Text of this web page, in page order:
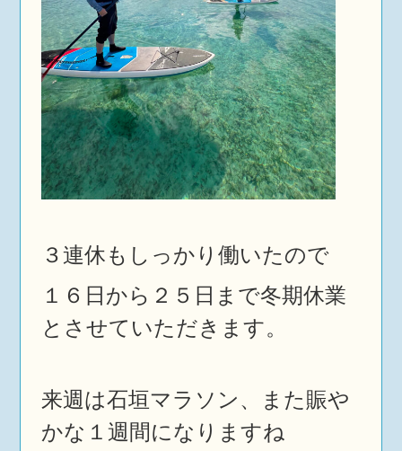
３連休もしっかり働いたので
１６日から２５日まで冬期休業
とさせていただきます。
来週は石垣マラソン、また賑や
かな１週間になりますね